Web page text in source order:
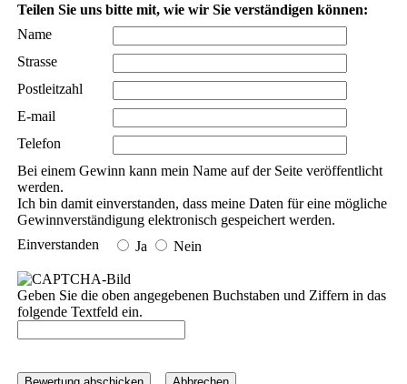
Teilen Sie uns bitte mit, wie wir Sie verständigen können:
Name
Strasse
Postleitzahl
E-mail
Telefon
Bei einem Gewinn kann mein Name auf der Seite veröffentlicht
werden.
Ich bin damit einverstanden, dass meine Daten für eine mögliche
Gewinnverständigung elektronisch gespeichert werden.
Einverstanden
Ja Nein
Geben Sie die oben angegebenen Buchstaben und Ziffern in das
folgende Textfeld ein.